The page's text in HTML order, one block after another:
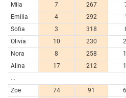
Mila
7 267
Emilia
4 292
Sofia
3 318
Olivia
10 230
Nora
8 258
Alina
17 212
...
Zoe
74 91